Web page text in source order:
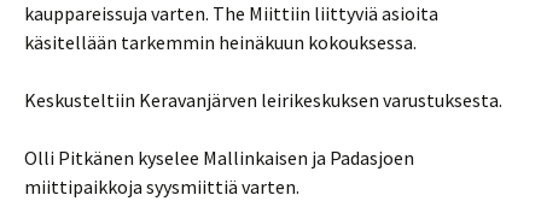
kauppareissuja varten. The Miittiin liittyviä asioita
käsitellään tarkemmin heinäkuun kokouksessa.
Keskusteltiin Keravanjärven leirikeskuksen varustuksesta.
Olli Pitkänen kyselee Mallinkaisen ja Padasjoen
miittipaikkoja syysmiittiä varten.